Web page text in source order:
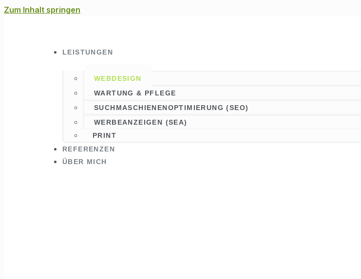
Zum Inhalt springen
LEISTUNGEN
WEBDESIGN
WARTUNG & PFLEGE
SUCHMASCHIENENOPTIMIERUNG (SEO)
WERBEANZEIGEN (SEA)
PRINT
REFERENZEN
ÜBER MICH